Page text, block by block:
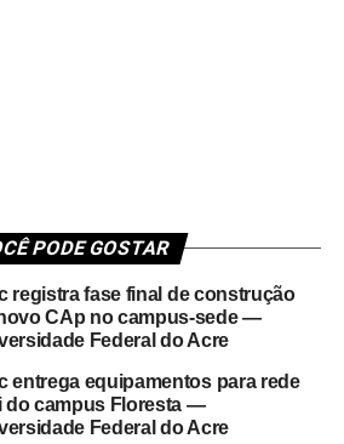
PODE GOSTAR
registra fase final de construção
CAp no campus-sede —
Federal do Acre
entrega equipamentos para rede
do campus Floresta —
Federal do Acre